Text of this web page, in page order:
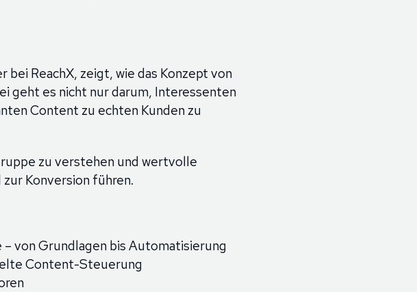
ReachX, zeigt, wie das Konzept von
geht es nicht nur darum, Interessenten
Content zu echten Kunden zu
zu verstehen und wertvolle
Konversion führen.
von Grundlagen bis Automatisierung
Content-Steuerung